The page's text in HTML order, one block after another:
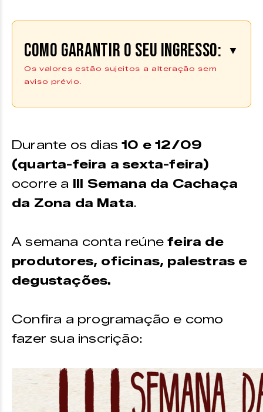
Como garantir o seu ingresso: ▼
Os valores estão sujeitos a alteração sem
aviso prévio.
Se inscreva aqui
site daUniacademia
Durante os dias10 e 12/09
(quarta-feira a sexta-feira)
ocorre a III Semana da Cachaça
da Zona da Mata.
A semana conta reúnefeira de
produtores, oficinas, palestras e
degustações.
Confira a programação e como
fazer sua inscrição: